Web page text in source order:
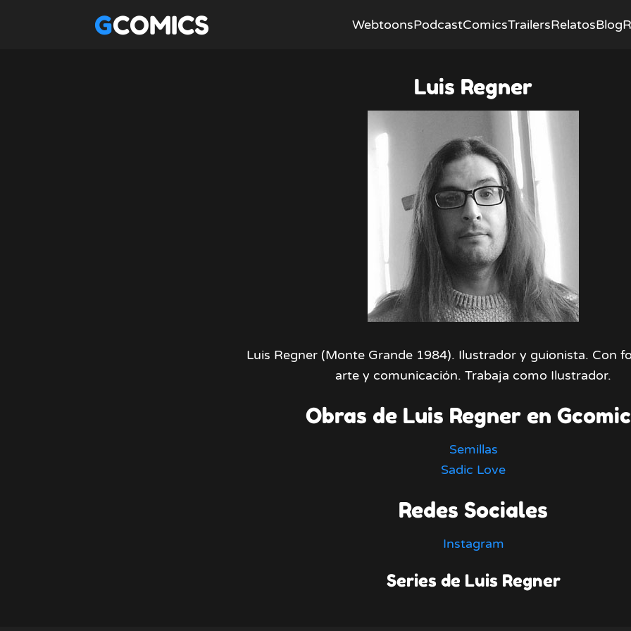
GCOMICS WebtoonsPodcastComicsTrailersRelatosBlog
Luis Regner
Luis Regner (Monte Grande 1984). Ilustrador y guionista. Con
arte y comunicación. Trabaja como Ilustrador.
Obras de Luis Regner en
Semillas
Sadic Love
Redes Sociales
Instagram
Series de Luis Regner